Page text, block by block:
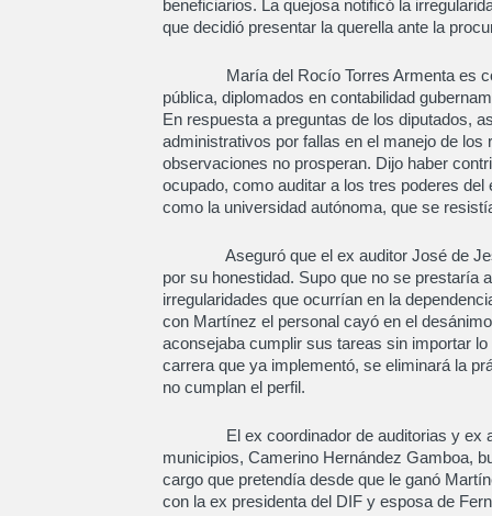
beneficiarios. La quejosa notificó la
que decidió presentar la querella ante la
María del Rocío Torres Armenta es
pública, diplomados en contabilidad
En respuesta a preguntas de los diputados,
administrativos por fallas en el manejo de
observaciones no prosperan. Dijo haber
ocupado, como auditar a los tres poderes
como la universidad autónoma, que se
Aseguró que el ex auditor José de
por su honestidad. Supo que no se prestaría
irregularidades que ocurrían en la
con Martínez el personal cayó en el
aconsejaba cumplir sus tareas sin importar
carrera que ya implementó, se eliminará la
no cumplan el perfil.
El ex coordinador de auditorias y ex
municipios, Camerino Hernández Gamboa,
cargo que pretendía desde que le ganó
con la ex presidenta del DIF y esposa de